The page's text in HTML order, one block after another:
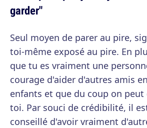
garder"
Seul moyen de parer au pire,
toi-même exposé au pire. En
que tu es vraiment une
courage d'aider d'autres amis
enfants et que du coup on
toi. Par souci de crédibilité, il
conseillé d'avoir vraiment